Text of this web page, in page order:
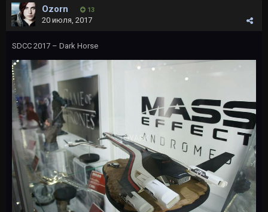
Ozorn 13
20 июля, 2017
SDCC 2017 – Dark Horse